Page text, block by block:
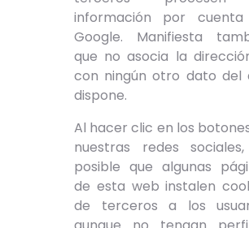
información por
Google. Manifiesta
que no asocia la
con ningún otro dato del
dispone.
Al hacer clic en los
nuestras redes
posible que algunas
de esta web instalen
de terceros a los